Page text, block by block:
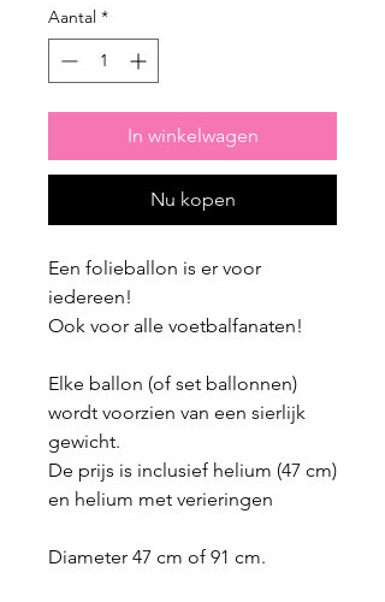
Aantal *
In winkelwagen
Nu kopen
Een folieballon is er voor
iedereen!
Ook voor alle voetbalfanaten!
Elke ballon (of set ballonnen)
wordt voorzien van een sierlijk
gewicht.
De prijs is inclusief helium (47 cm)
en helium met verieringen
Diameter 47 cm of 91 cm.